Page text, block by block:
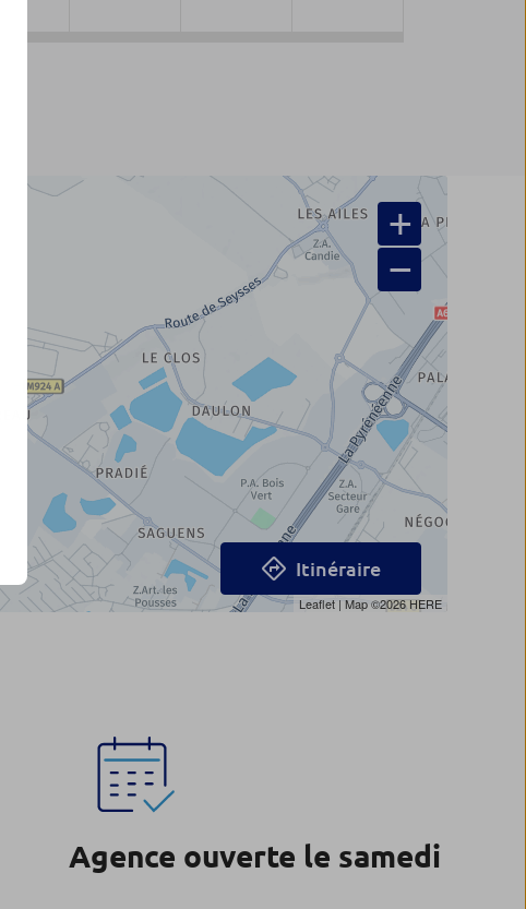
+
−
Leaflet | Map ©2026HERE
Itinéraire
Agence ouverte le samedi